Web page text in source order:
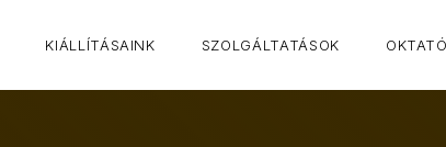
KIÁLLÍTÁSAINK SZOLGÁLTATÁSOK